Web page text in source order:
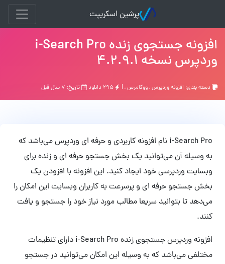
پرشین اسکریپت
افزونه جستجوی زنده i-Search Pro
وردپرس نسخه 4.2.9.1
دسته بندی: افزونه وردپرس,ووکامرس, | ۲۹۵ دانلود تاریخ: ۷ سال قبل
i-Search Pro نام افزونه کاربردی و حرفه ای وردپرس می‌باشد که
به وسیله آن می‌توانید یک بخش جستجو حرفه ای و زنده برای
وبسایت وردپرسی خود ایجاد کنید. این افزونه با افزودن یک
بخش جستجو حرفه ای و پرسرعت به کاربران وبسایت این امکان را
می‌دهد تا بتوانید سریعا مطالب مورد نیاز خود را جستجو و یافت
کنند.
افزونه وردپرس جستجوی زنده i-Search Pro دارای تنظیمات
مختلفی می‌باشد که به وسیله این امکان می‌توانید در جستجو